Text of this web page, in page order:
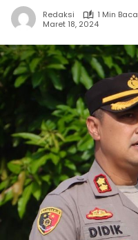
Redaksi
1 Min Baca
Maret 18, 2024